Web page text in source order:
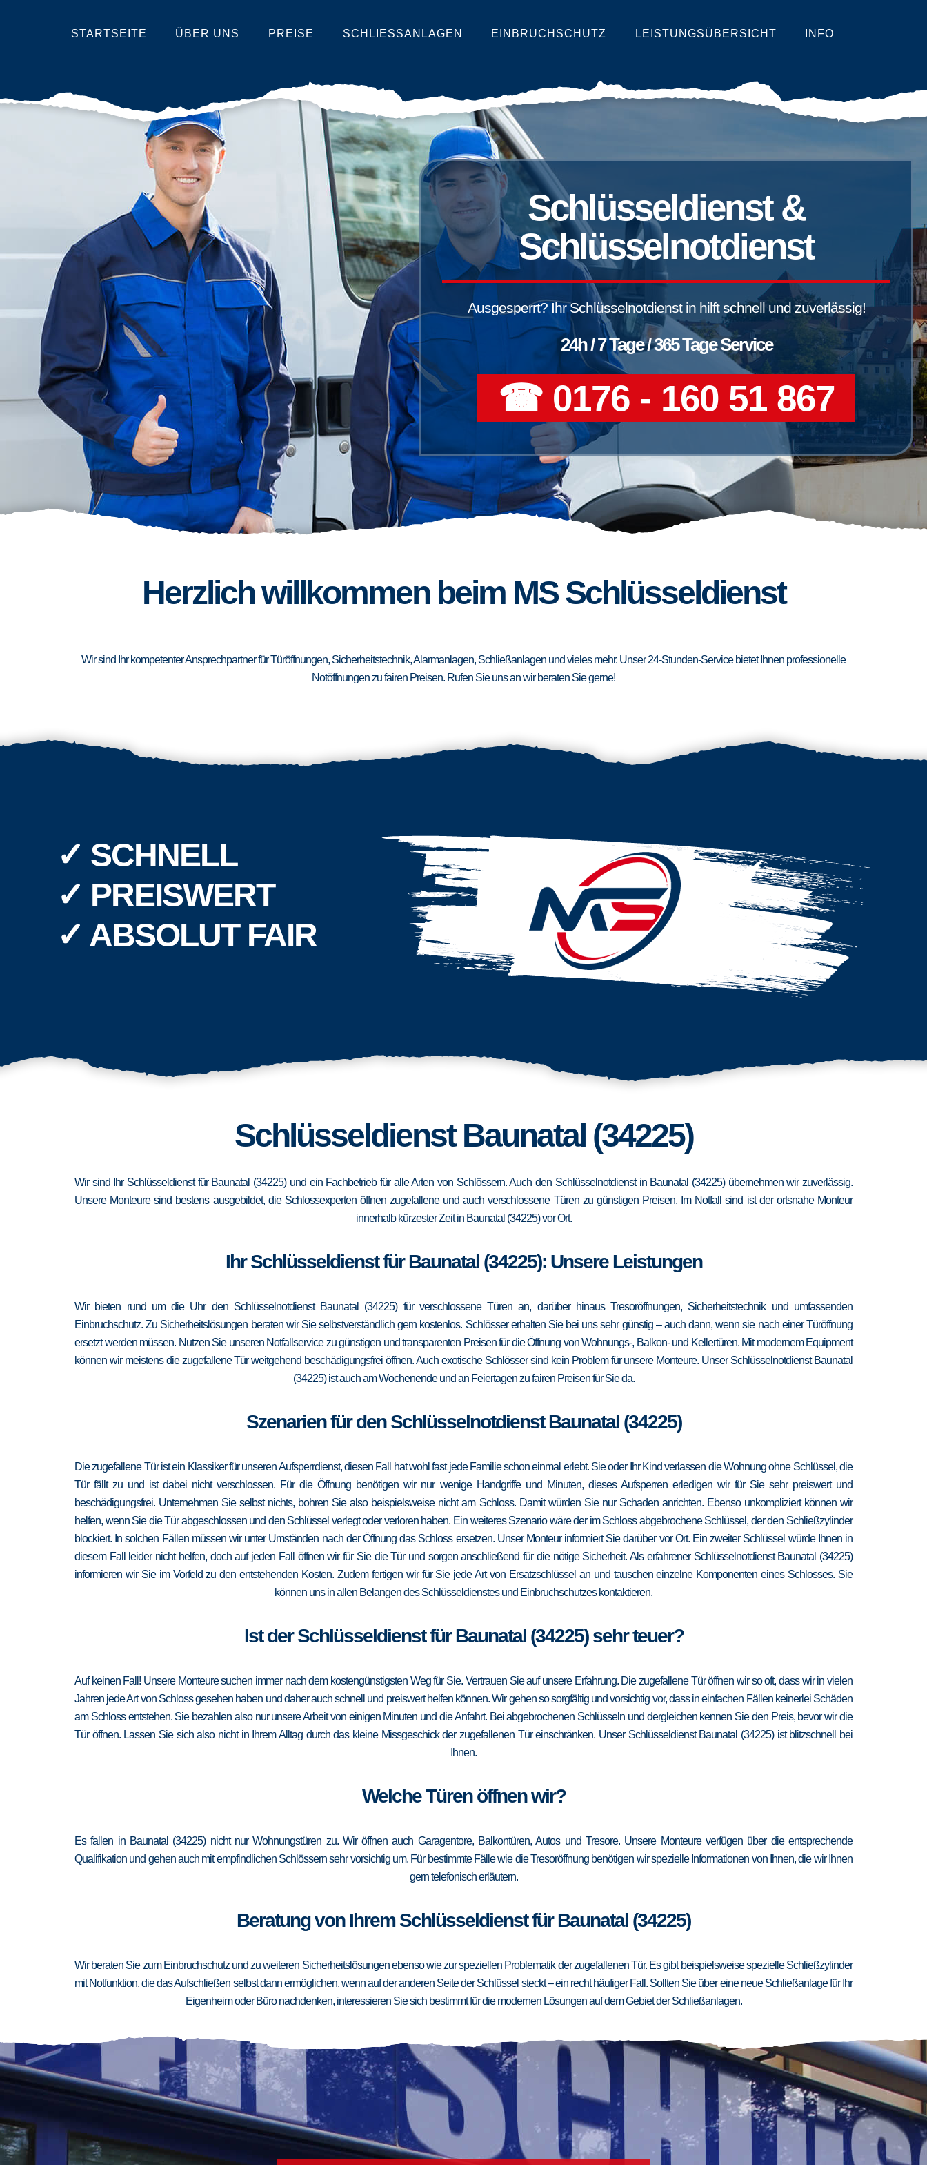
STARTSEITE ÜBER UNS PREISE SCHLIESSANLAGEN EINBRUCHSCHUTZ LEISTUNGSÜBERSICHT INFO
Schlüsseldienst &
Schlüsselnotdienst
Ausgesperrt? Ihr Schlüsselnotdienst in hilft schnell und zuverlässig!
24h / 7 Tage / 365 Tage Service
☎ 0176 - 160 51 867
Herzlich willkommen beim MS Schlüsseldienst
Wir sind Ihr kompetenter Ansprechpartner für Türöffnungen, Sicherheitstechnik, Alarmanlagen, Schließanlagen und vieles mehr. Unser 24-Stunden-Service bietet Ihnen professionelle
Notöffnungen zu fairen Preisen. Rufen Sie uns an wir beraten Sie gerne!
✓ SCHNELL
✓ PREISWERT
✓ ABSOLUT FAIR
Schlüsseldienst Baunatal (34225)
Wir sind Ihr Schlüsseldienst für Baunatal (34225) und ein Fachbetrieb für alle Arten von Schlössern. Auch den Schlüsselnotdienst in Baunatal (34225) übernehmen wir zuverlässig.
Unsere Monteure sind bestens ausgebildet, die Schlossexperten öffnen zugefallene und auch verschlossene Türen zu günstigen Preisen. Im Notfall sind ist der ortsnahe Monteur
innerhalb kürzester Zeit in Baunatal (34225) vor Ort.
Ihr Schlüsseldienst für Baunatal (34225): Unsere Leistungen
Wir bieten rund um die Uhr den Schlüsselnotdienst Baunatal (34225) für verschlossene Türen an, darüber hinaus Tresoröffnungen, Sicherheitstechnik und umfassenden
Einbruchschutz. Zu Sicherheitslösungen beraten wir Sie selbstverständlich gern kostenlos. Schlösser erhalten Sie bei uns sehr günstig – auch dann, wenn sie nach einer Türöffnung
ersetzt werden müssen. Nutzen Sie unseren Notfallservice zu günstigen und transparenten Preisen für die Öffnung von Wohnungs-, Balkon- und Kellertüren. Mit modernem Equipment
können wir meistens die zugefallene Tür weitgehend beschädigungsfrei öffnen. Auch exotische Schlösser sind kein Problem für unsere Monteure. Unser Schlüsselnotdienst Baunatal
(34225) ist auch am Wochenende und an Feiertagen zu fairen Preisen für Sie da.
Szenarien für den Schlüsselnotdienst Baunatal (34225)
Die zugefallene Tür ist ein Klassiker für unseren Aufsperrdienst, diesen Fall hat wohl fast jede Familie schon einmal erlebt. Sie oder Ihr Kind verlassen die Wohnung ohne Schlüssel, die
Tür fällt zu und ist dabei nicht verschlossen. Für die Öffnung benötigen wir nur wenige Handgriffe und Minuten, dieses Aufsperren erledigen wir für Sie sehr preiswert und
beschädigungsfrei. Unternehmen Sie selbst nichts, bohren Sie also beispielsweise nicht am Schloss. Damit würden Sie nur Schaden anrichten. Ebenso unkompliziert können wir
helfen, wenn Sie die Tür abgeschlossen und den Schlüssel verlegt oder verloren haben. Ein weiteres Szenario wäre der im Schloss abgebrochene Schlüssel, der den Schließzylinder
blockiert. In solchen Fällen müssen wir unter Umständen nach der Öffnung das Schloss ersetzen. Unser Monteur informiert Sie darüber vor Ort. Ein zweiter Schlüssel würde Ihnen in
diesem Fall leider nicht helfen, doch auf jeden Fall öffnen wir für Sie die Tür und sorgen anschließend für die nötige Sicherheit. Als erfahrener Schlüsselnotdienst Baunatal (34225)
informieren wir Sie im Vorfeld zu den entstehenden Kosten. Zudem fertigen wir für Sie jede Art von Ersatzschlüssel an und tauschen einzelne Komponenten eines Schlosses. Sie
können uns in allen Belangen des Schlüsseldienstes und Einbruchschutzes kontaktieren.
Ist der Schlüsseldienst für Baunatal (34225) sehr teuer?
Auf keinen Fall! Unsere Monteure suchen immer nach dem kostengünstigsten Weg für Sie. Vertrauen Sie auf unsere Erfahrung. Die zugefallene Tür öffnen wir so oft, dass wir in vielen
Jahren jede Art von Schloss gesehen haben und daher auch schnell und preiswert helfen können. Wir gehen so sorgfältig und vorsichtig vor, dass in einfachen Fällen keinerlei Schäden
am Schloss entstehen. Sie bezahlen also nur unsere Arbeit von einigen Minuten und die Anfahrt. Bei abgebrochenen Schlüsseln und dergleichen kennen Sie den Preis, bevor wir die
Tür öffnen. Lassen Sie sich also nicht in Ihrem Alltag durch das kleine Missgeschick der zugefallenen Tür einschränken. Unser Schlüsseldienst Baunatal (34225) ist blitzschnell bei
Ihnen.
Welche Türen öffnen wir?
Es fallen in Baunatal (34225) nicht nur Wohnungstüren zu. Wir öffnen auch Garagentore, Balkontüren, Autos und Tresore. Unsere Monteure verfügen über die entsprechende
Qualifikation und gehen auch mit empfindlichen Schlössern sehr vorsichtig um. Für bestimmte Fälle wie die Tresoröffnung benötigen wir spezielle Informationen von Ihnen, die wir Ihnen
gern telefonisch erläutern.
Beratung von Ihrem Schlüsseldienst für Baunatal (34225)
Wir beraten Sie zum Einbruchschutz und zu weiteren Sicherheitslösungen ebenso wie zur speziellen Problematik der zugefallenen Tür. Es gibt beispielsweise spezielle Schließzylinder
mit Notfunktion, die das Aufschließen selbst dann ermöglichen, wenn auf der anderen Seite der Schlüssel steckt – ein recht häufiger Fall. Sollten Sie über eine neue Schließanlage für Ihr
Eigenheim oder Büro nachdenken, interessieren Sie sich bestimmt für die modernen Lösungen auf dem Gebiet der Schließanlagen.